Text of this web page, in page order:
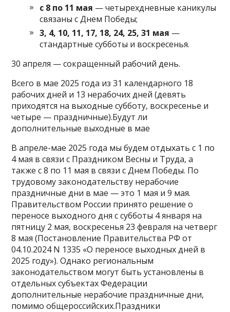
с 8 по 11 мая — четырехдневные каникулы
связаны с Днем Победы;
3, 4, 10, 11, 17, 18, 24, 25, 31 мая —
стандартные субботы и воскресенья.
30 апреля — сокращенный рабочий день.
Всего в мае 2025 года из 31 календарного 18
рабочих дней и 13 нерабочих дней (девять
приходятся на выходные субботу, воскресенье и
четыре — праздничные).Будут ли
дополнительные выходные в мае
В апреле-мае 2025 года мы будем отдыхать с 1 по
4 мая в связи с Праздником Весны и Труда, а
также с 8 по 11 мая в связи с Днем Победы. По
трудовому законодательству нерабочие
праздничные дни в мае — это 1 мая и 9 мая.
Правительством России принято решение о
переносе выходного дня с субботы 4 января на
пятницу 2 мая, воскресенья 23 февраля на четверг
8 мая (Постановление Правительства РФ от
04.10.2024 N 1335 «О переносе выходных дней в
2025 году»). Однако региональным
законодательством могут быть установлены в
отдельных субъектах Федерации
дополнительные нерабочие праздничные дни,
помимо общероссийских.Праздники